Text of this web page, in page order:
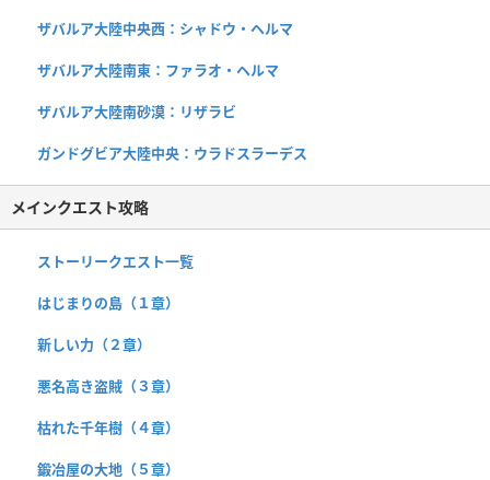
ザバルア大陸中央西：シャドウ・ヘルマ
ザバルア大陸南東：ファラオ・ヘルマ
ザバルア大陸南砂漠：リザラビ
ガンドグビア大陸中央：ウラドスラーデス
メインクエスト攻略
ストーリークエスト一覧
はじまりの島（１章）
新しい力（２章）
悪名高き盗賊（３章）
枯れた千年樹（４章）
鍛冶屋の大地（５章）